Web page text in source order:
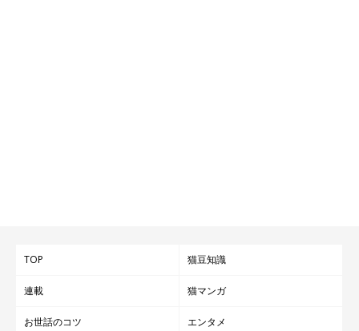
TOP 猫豆知識
連載 猫マンガ
お世話のコツ エンタメ